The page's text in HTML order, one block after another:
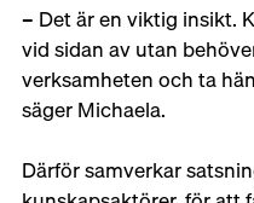
– Det är en viktig insikt.
vid sidan av utan
verksamheten och ta
säger Michaela.
Därför samverkar